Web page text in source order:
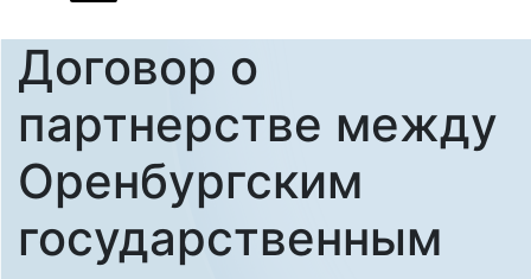
Договор о
партнерстве между
Оренбургским
государственным